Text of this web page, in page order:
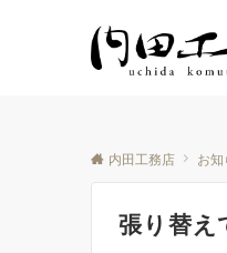
内田工務店 お知
張り替え